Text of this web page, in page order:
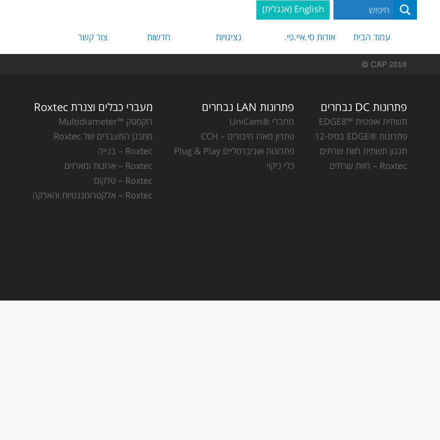
English
(אנגלית)
עמוד הבית אודות סי.איי.פי. נציגויות חדשות צור קשר
פתרונות DC נבחרים
תשתית אופטית ™EDGE8
פתרונות ®EDGE בסיס-12
תכנון תשתית חוות שרתים
Roxtec – חוות שרתים
פתרונות LAN נבחרים
מחברי ®UniCam
פתרון מארז חיבורים – CCH
פתרונות אוניברסליים Plug & Play
כלי ניקוי
מעברי כבלים וצנרת Roxtec
רוקסטק ™Multidiameter
מתכנן המעברים של Roxtec
Roxtec – בנייה
Roxtec – ארונות ומארזים
Roxtec – טלקום
Roxtec – אלקטרומגנטיות והארקה